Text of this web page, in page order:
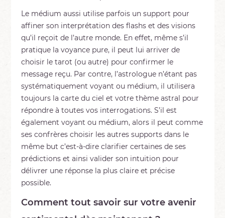
Le médium aussi utilise parfois un support pour
affiner son interprétation des flashs et des visions
qu’il reçoit de l’autre monde. En effet, même s’il
pratique la voyance pure, il peut lui arriver de
choisir le tarot (ou autre) pour confirmer le
message reçu. Par contre, l’astrologue n’étant pas
systématiquement voyant ou médium, il utilisera
toujours la carte du ciel et votre thème astral pour
répondre à toutes vos interrogations. S’il est
également voyant ou médium, alors il peut comme
ses confrères choisir les autres supports dans le
même but c’est-à-dire clarifier certaines de ses
prédictions et ainsi valider son intuition pour
délivrer une réponse la plus claire et précise
possible.
Comment tout savoir sur votre avenir